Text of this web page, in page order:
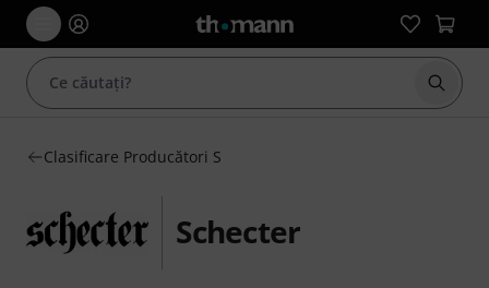
Clasificare Producători S
Schecter